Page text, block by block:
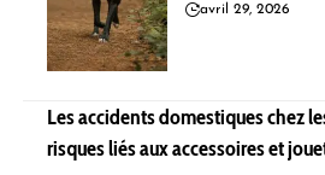
avril 29, 2026
Les accidents domestiques chez
risques liés aux accessoires et